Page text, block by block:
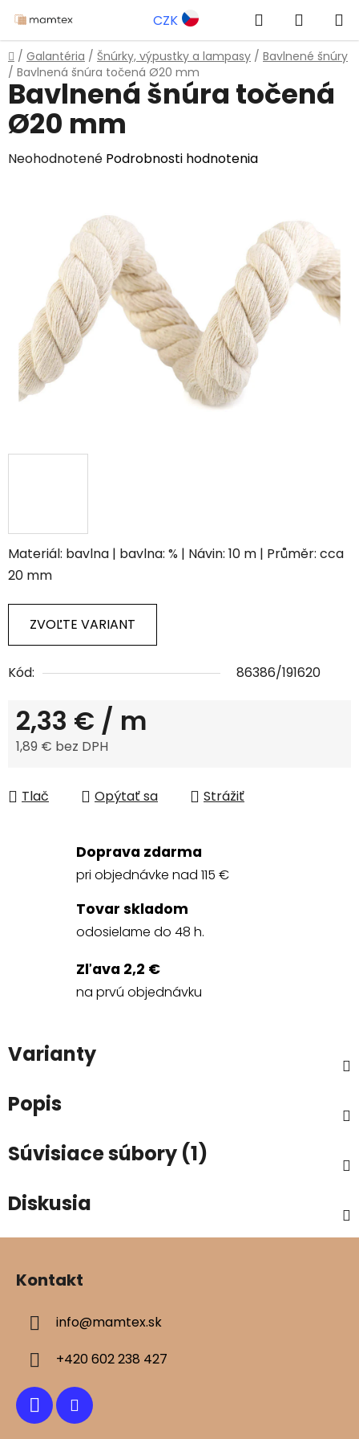
na
obsah
CZK Hľadať
KOŠÍK
Domov
/ Galantéria / Šnúrky, výpustky a lampasy / Bavlnené šnúry
/ Bavlnená šnúra točená Ø20 mm
Materiál: bavlna | bavlna: % | Návin: 10 m | Průměr: cca
20 mm
ZVOĽTE VARIANT
Kód: 86386/191620
2,33 € / m
1,89 € bez DPH
Tlač
Opýtať sa Strážiť
Bavlnená šnúra točená
Ø20 mm
Priemerné
hviezdičiek.
Neohodnotené Podrobnosti hodnotenia
Doprava zdarma
pri objednávke nad 115 €
Tovar skladom
odosielame do 48 h.
Zľava 2,2 €
na prvú objednávku
Varianty
Popis
Súvisiace súbory (1)
Diskusia
Kontakt
info@mamtex.sk
+420 602 238 427